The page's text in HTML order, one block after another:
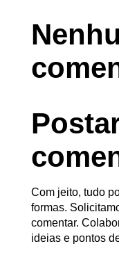
Com jeito, tudo
formas.
comentar.
ideias e pontos